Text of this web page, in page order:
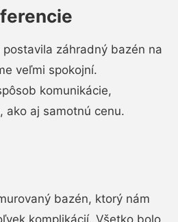
záhradný bazén na
veľmi spokojní.
komunikácie,
ako aj samotnú cenu.
bazén, ktorý nám
komplikácií. Všetko bolo